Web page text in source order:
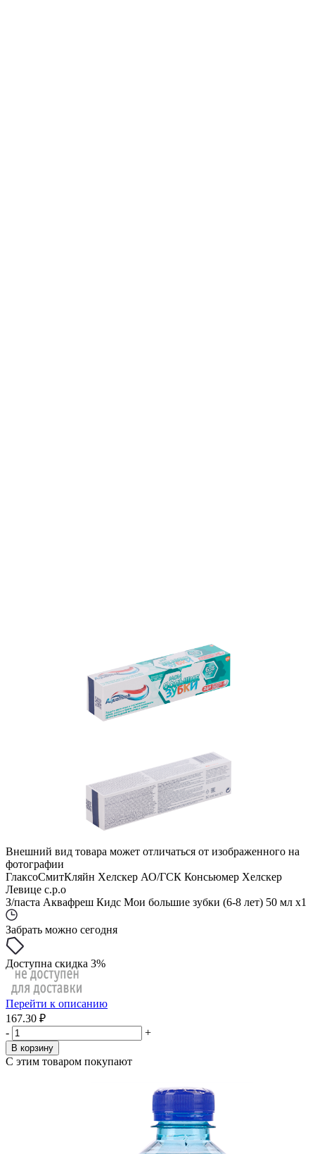
Внешний вид товара может отличаться от изображенного на
фотографии
ГлаксоСмитКляйн Хелскер АО/ГСК Консьюмер Хелскер
Левице с.р.о
З/паста Аквафреш Кидс Мои большие зубки (6-8 лет) 50 мл x1
Забрать можно сегодня
Доступна скидка 3%
Перейти к описанию
167.30 ₽
-
+
В корзину
С этим товаром покупают